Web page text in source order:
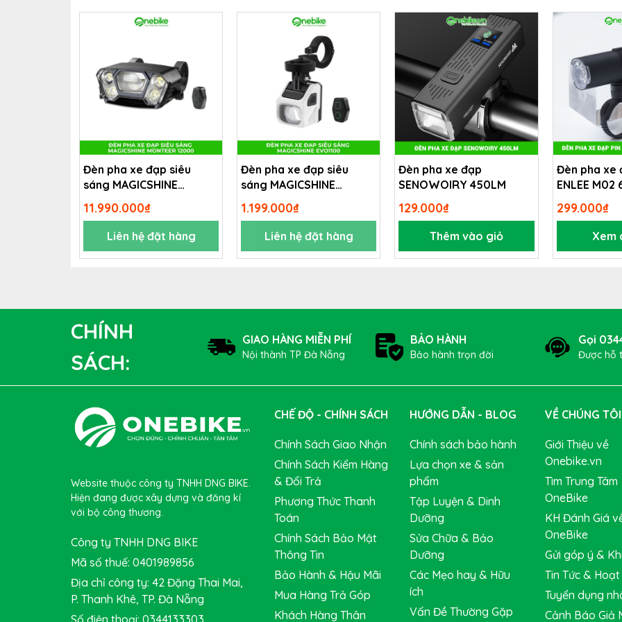
Đèn pha xe đạp siêu
sáng MAGICSHINE
MONTEER 12000
11.990.000₫
Liên hệ đặt hàng
Đèn pha xe đạp siêu
sáng MAGICSHINE
EVO1100
1.199.000₫
Liên hệ đặt hàng
Đèn pha xe đạp
SENOWOIRY 450LM
129.000₫
Thêm vào giỏ
Đèn pha xe
ENLEE M02
299.000₫
Xem
CHÍNH
SÁCH:
GIAO HÀNG MIỄN PHÍ
Nội thành TP Đà Nẵng
BẢO HÀNH
Bảo hành trọn đời
Gọi
Được hỗ
Website thuộc công ty TNHH DNG BIKE.
Hiện đang được xây dựng và đăng kí
với bộ công thương.
Công ty TNHH DNG BIKE
Mã số thuế: 0401989856
Địa chỉ công ty: 42 Đặng Thai Mai,
P. Thanh Khê, TP. Đà Nẵng
CHẾ ĐỘ - CHÍNH SÁCH
Chính Sách Giao Nhận
Chính Sách Kiểm Hàng
& Đổi Trả
Phương Thức Thanh
Toán
Chính Sách Bảo Mật
Thông Tin
Bảo Hành & Hậu Mãi
Mua Hàng Trả Góp
Khách Hàng Thân
HƯỚNG DẪN - BLOG
Chính sách bảo hành
Lựa chọn xe & sản
phẩm
Tập Luyện & Dinh
Dưỡng
Sửa Chữa & Bảo
Dưỡng
Các Mẹo hay & Hữu
ích
Vấn Đề Thường Gặp
VỀ CHÚNG TÔI
Giới Thiệu về
Onebike.vn
Tìm Trung Tâm
OneBike
KH Đánh Giá
OneBike
Gửi góp ý &
Tin Tức &
Tuyển dụng
Cảnh Báo Giả